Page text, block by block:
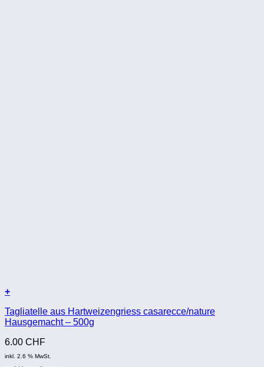
+
Tagliatelle aus Hartweizengriess casarecce/nature
Hausgemacht – 500g
6.00 CHF
inkl. 2.6 % MwSt.